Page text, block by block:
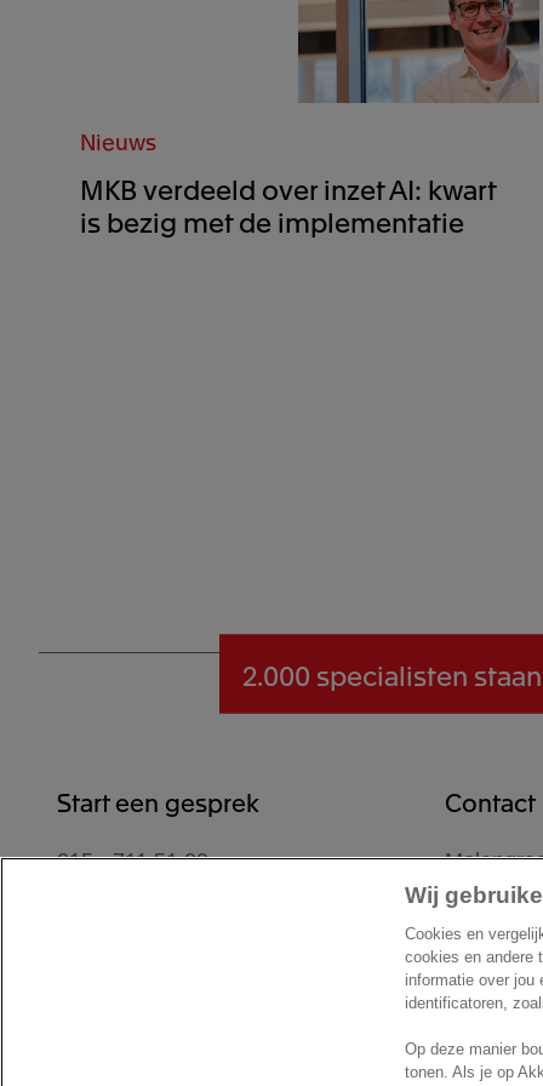
Nieuws
MKB verdeeld over inzet AI: kwart
is bezig met de implementatie
2.000 specialisten
Start een gesprek
015 - 711 51 00
Contact
2629 JD
Locatie
Wij
Cookies en
cookies en andere
informatie over jou
identificatoren,
Op deze manier
tonen. Als je op